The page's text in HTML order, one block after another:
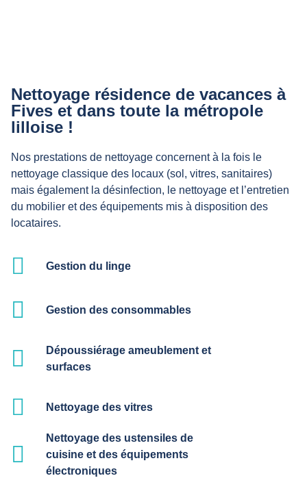
Nettoyage résidence de vacances à
Fives et dans toute la métropole
lilloise !
Nos prestations de nettoyage concernent à la fois le
nettoyage classique des locaux (sol, vitres, sanitaires)
mais également la désinfection, le nettoyage et l’entretien
du mobilier et des équipements mis à disposition des
locataires.
Gestion du linge
Gestion des consommables
Dépoussiérage ameublement et
surfaces
Nettoyage des vitres
Nettoyage des ustensiles de
cuisine et des équipements
électroniques